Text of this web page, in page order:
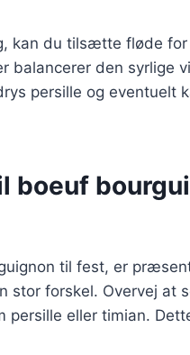
du tilsætte fløde for
balancerer den syrlige
persille og eventuelt
boeuf
til fest, er
stor forskel. Overvej at
persille eller timian.